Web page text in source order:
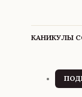
КАНИКУЛЫ